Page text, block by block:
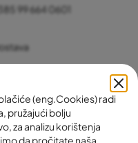
(eng.Cookies) radi
pružajući bolju
za analizu korištenja
da pročitate naša
99 664 0601